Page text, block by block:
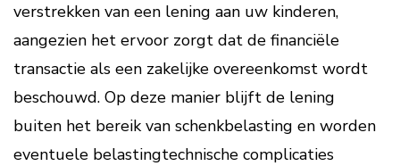
verstrekken van een lening aan uw kinderen,
aangezien het ervoor zorgt dat de financiële
transactie als een zakelijke overeenkomst wordt
beschouwd. Op deze manier blijft de lening
buiten het bereik van schenkbelasting en worden
eventuele belastingtechnische complicaties